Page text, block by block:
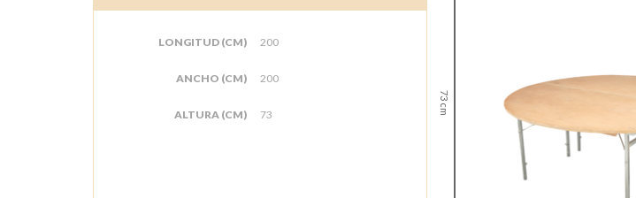
LONGITUD (CM) 200
ANCHO (CM) 200
ALTURA (CM) 73 73 cm